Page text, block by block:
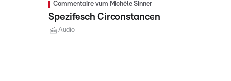
Commentaire vum Michèle Sinner
Spezifesch Circonstancen
Audio